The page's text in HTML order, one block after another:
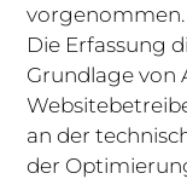
vorgenommen.
Die Erfassung
Grundlage von
an der
der